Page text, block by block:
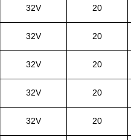
32V 20
32V 20
32V 20
32V 20
32V 20